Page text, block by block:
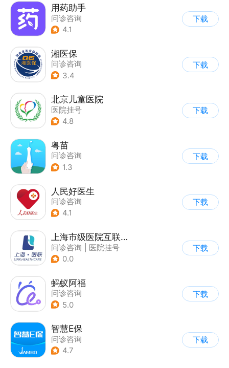
用药助手
问诊咨询
4.1
下载
湘医保
问诊咨询
3.4
下载
北京儿童医院
医院挂号
4.8
下载
粤苗
问诊咨询
1.3
下载
人民好医生
问诊咨询
4.1
下载
上海市级医院互联网总平台
问诊咨询
医院挂号
| 运动社区
0.0
下载
蚂蚁阿福
问诊咨询
5.0
下载
智慧E保
问诊咨询
4.7
下载